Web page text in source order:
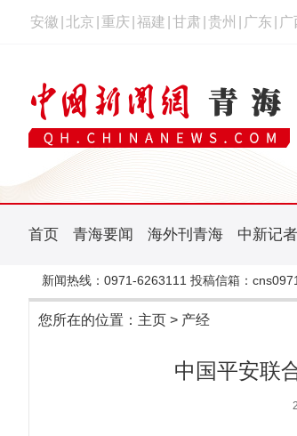
安徽 北京 重庆 福建 甘肃 贵州 广东 广
首页 青海要闻 海外刊青海 中新记
新闻热线：0971-6263111 投稿信箱：
您所在的位置： 主页 > 产经
中国平安联